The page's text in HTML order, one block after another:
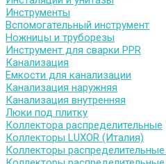
Инструменты
Вспомогательный инструмент
Ножницы и труборезы
Инструмент для сварки PPR
Канализация
Емкости для канализации
Канализация наружняя
Канализация внутренняя
Люки под плитку
Коллектора распределительные
Коллекторы LUXOR (Италия)
Коллекторы распределительные